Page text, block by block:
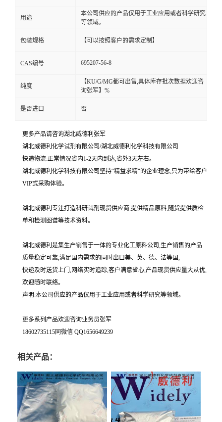
用途
本公司供应的产品仅用于工业应用或者科学研究
等领域。
包装规格 【可以按照客户的需求定制】
CAS编号 695207-56-8
纯度
【KU/G/MG都可出售,具体库存批次数据欢迎咨
询张军】%
是否进口 否
更多产品请咨询湖北威德利张军
湖北威德利化学试剂有限公司/湖北威德利化学科技有限公司
快递物流:正常情况省内1-2天内到达,省外3天左右。
湖北威德利化学科技有限公司坚持“精益求精"的企业理念,只为带给客户
VIP式采购体验。
湖北威德利专注打造科研试剂现货供应商,提供精品原料,随货提供质检
单和检测图谱等技术资料。
湖北威德利是集生产销售于一体的专业化工原料公司,生产销售的产品
质量稳定可靠,满足国内需求的同时出口美、英、德、法等国,
快递及时送货上门,网络实时追踪,客户满意省心,产品现货供应量大从优,
欢迎随时联络。
声明:本公司供应的产品仅用于工业应用或者科学研究等领域。
更多系列产品欢迎咨询业务员张军
18602735115同微信 QQ1656649239
相关产品：